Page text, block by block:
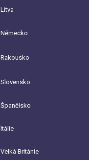
Litva
Německo
Rakousko
Slovensko
Španělsko
Itálie
Velká Británie